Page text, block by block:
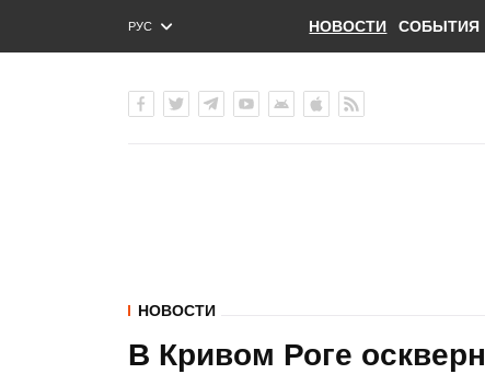
РУС
ENG
НОВОСТИ СОБЫТИЯ
НОВОСТИ
В Кривом Роге